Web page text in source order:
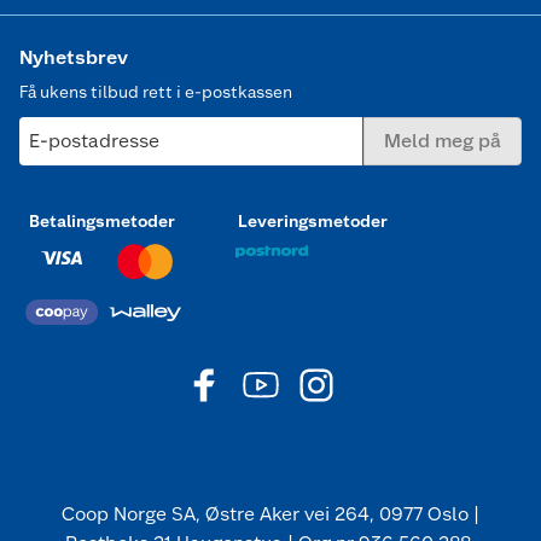
Nyhetsbrev
Få ukens tilbud rett i e-postkassen
E-postadresse Meld meg på
Betalingsmetoder Leveringsmetoder
Coop Norge SA, Østre Aker vei 264, 0977 Oslo |